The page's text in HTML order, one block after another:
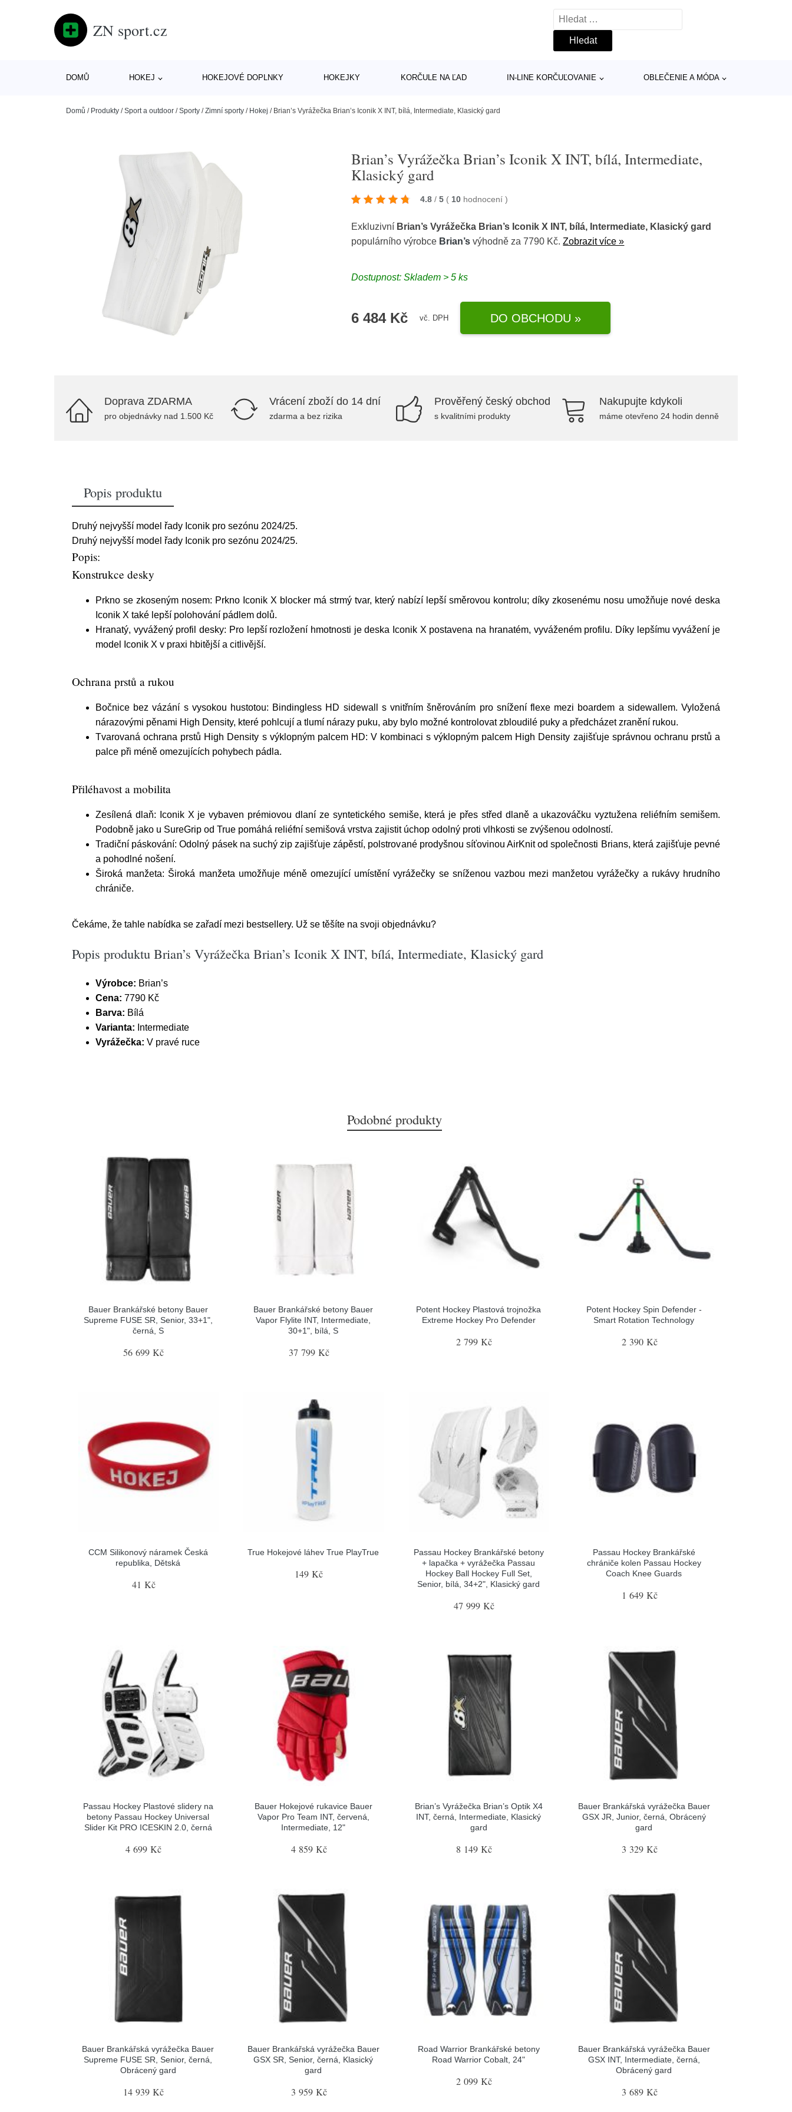
ZN sport.cz
Vyhledávání
DOMŮ HOKEJ HOKEJOVÉ DOPLNKY HOKEJKY KORČULE NA ĽAD IN-LINE KORČUĽOVANIE OBLEČENIE A MÓDA
Domů / Produkty /Sport a outdoor /Sporty /Zimní sporty / Hokej / Brian’s Vyrážečka Brian’s Iconik X INT, bílá, Intermediate, Klasický gard
Brian’s Vyrážečka Brian’s Iconik X INT, bílá, Intermediate,
Klasický gard
4.8 / 5 ( 10 hodnocení)
Exkluzivní Brian’s Vyrážečka Brian’s Iconik X INT, bílá, Intermediate, Klasický gard
populárního výrobce Brian’s výhodně za 7790 Kč.Zobrazit více »
Dostupnost: Skladem > 5 ks
6 484 Kč vč. DPH DO OBCHODU »
Doprava ZDARMA
pro objednávky nad 1.500 Kč
Vrácení zboží do 14 dní
zdarma a bez rizika
Prověřený český obchod
s kvalitními produkty
Nakupujte kdykoli
máme otevřeno 24 hodin denně
Popis produktu
Druhý nejvyšší model řady Iconik pro sezónu 2024/25.
Druhý nejvyšší model řady Iconik pro sezónu 2024/25.
Popis:
Konstrukce desky
Prkno se zkoseným nosem: Prkno Iconik X blocker má strmý tvar, který nabízí lepší směrovou kontrolu; díky zkosenému nosu umožňuje nové deska
Iconik X také lepší polohování pádlem dolů.
Hranatý, vyvážený profil desky: Pro lepší rozložení hmotnosti je deska Iconik X postavena na hranatém, vyváženém profilu. Díky lepšímu vyvážení je
model Iconik X v praxi hbitější a citlivější.
Ochrana prstů a rukou
Bočnice bez vázání s vysokou hustotou: Bindingless HD sidewall s vnitřním šněrováním pro snížení flexe mezi boardem a sidewallem. Vyložená
nárazovými pěnami High Density, které pohlcují a tlumí nárazy puku, aby bylo možné kontrolovat zbloudilé puky a předcházet zranění rukou.
Tvarovaná ochrana prstů High Density s výklopným palcem HD: V kombinaci s výklopným palcem High Density zajišťuje správnou ochranu prstů a
palce při méně omezujících pohybech pádla.
Přiléhavost a mobilita
Zesílená dlaň: Iconik X je vybaven prémiovou dlaní ze syntetického semiše, která je přes střed dlaně a ukazováčku vyztužena reliéfním semišem.
Podobně jako u SureGrip od True pomáhá reliéfní semišová vrstva zajistit úchop odolný proti vlhkosti se zvýšenou odolností.
Tradiční páskování: Odolný pásek na suchý zip zajišťuje zápěstí, polstrované prodyšnou síťovinou AirKnit od společnosti Brians, která zajišťuje pevné
a pohodlné nošení.
Široká manžeta: Široká manžeta umožňuje méně omezující umístění vyrážečky se sníženou vazbou mezi manžetou vyrážečky a rukávy hrudního
chrániče.
Čekáme, že tahle nabídka se zařadí mezi bestsellery. Už se těšíte na svoji objednávku?
Popis produktu Brian’s Vyrážečka Brian’s Iconik X INT, bílá, Intermediate, Klasický gard
Výrobce: Brian’s
Cena: 7790 Kč
Barva: Bílá
Varianta: Intermediate
Vyrážečka: V pravé ruce
Podobné produkty
Bauer Brankářské betony Bauer
Supreme FUSE SR, Senior, 33+1",
černá, S
56 699 Kč
Bauer Brankářské betony Bauer
Vapor Flylite INT, Intermediate,
30+1", bílá, S
37 799 Kč
Potent Hockey Plastová trojnožka
Extreme Hockey Pro Defender
2 799 Kč
Potent Hockey Spin Defender -
Smart Rotation Technology
2 390 Kč
CCM Silikonový náramek Česká
republika, Dětská
41 Kč
True Hokejové láhev True PlayTrue
149 Kč
Passau Hockey Brankářské betony
+ lapačka + vyrážečka Passau
Hockey Ball Hockey Full Set,
Senior, bílá, 34+2", Klasický gard
47 999 Kč
Passau Hockey Brankářské
chrániče kolen Passau Hockey
Coach Knee Guards
1 649 Kč
Passau Hockey Plastové slidery na
betony Passau Hockey Universal
Slider Kit PRO ICESKIN 2.0, černá
4 699 Kč
Bauer Hokejové rukavice Bauer
Vapor Pro Team INT, červená,
Intermediate, 12"
4 859 Kč
Brian’s Vyrážečka Brian’s Optik X4
INT, černá, Intermediate, Klasický
gard
8 149 Kč
Bauer Brankářská vyrážečka Bauer
GSX JR, Junior, černá, Obrácený
gard
3 329 Kč
Bauer Brankářská vyrážečka Bauer
Supreme FUSE SR, Senior, černá,
Obrácený gard
14 939 Kč
Bauer Brankářská vyrážečka Bauer
GSX SR, Senior, černá, Klasický
gard
3 959 Kč
Road Warrior Brankářské betony
Road Warrior Cobalt, 24"
2 099 Kč
Bauer Brankářská vyrážečka Bauer
GSX INT, Intermediate, černá,
Obrácený gard
3 689 Kč